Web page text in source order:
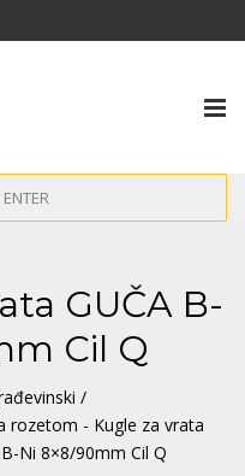
GUČA B-
Cil Q
/
rozetom - Kugle za vrata
Ni 8×8/90mm Cil Q